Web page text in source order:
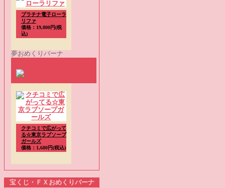
プラチナ電子ローラ
リファ
価格：19,800円(税
込)
夢おめくりバーナ
クチコミで広がって
る☆東京ラブソープ
ガールズ
価格：1,680円(税込)
宝くじ・ＦＸおめくりバーナ